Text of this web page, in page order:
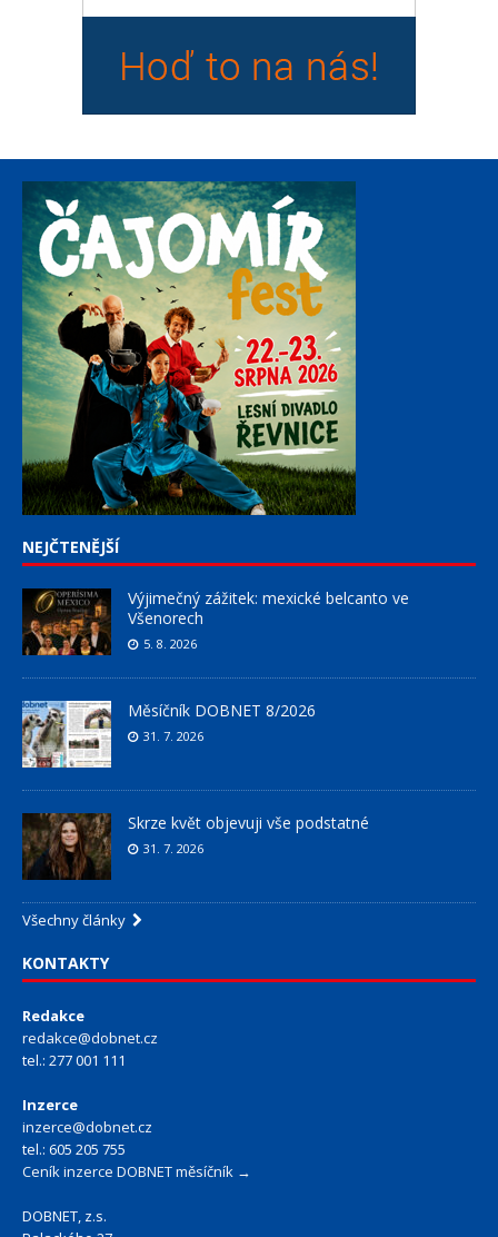
NEJČTENĚJŠÍ
Výjimečný zážitek: mexické belcanto ve
Všenorech
5. 8. 2026
Měsíčník DOBNET 8/2026
31. 7. 2026
Skrze květ objevuji vše podstatné
31. 7. 2026
Všechny články
KONTAKTY
Redakce
redakce@dobnet.cz
tel.: 277 001 111
Inzerce
inzerce@dobnet.cz
tel.: 605 205 755
Ceník inzerce DOBNET měsíčník →
DOBNET, z.s.